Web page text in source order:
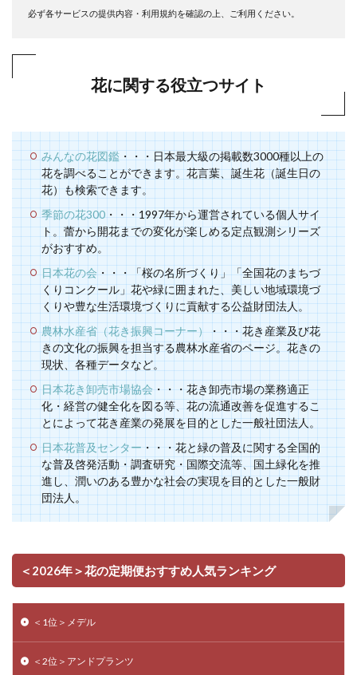
必ず各サービスの提供内容・利用規約を確認の上、ご利用ください。
花に関する役立つサイト
みんなの花図鑑 ・・・日本最大級の掲載数3000種以上の
花を調べることができます。花言葉、誕生花（誕生日の
花）も検索できます。
季節の花300・・・1997年から運営されている個人サイ
ト。蕾から開花までの変化が楽しめる定点観測シリーズ
がおすすめ。
日本花の会・・・「桜の名所づくり」「全国花のまちづ
くりコンクール」花や緑に囲まれた、美しい地域環境づ
くりや豊な生活環境づくりに貢献する公益財団法人。
農林水産省（花き振興コーナー）・・・花き産業及び花
きの文化の振興を担当する農林水産省のページ。花きの
現状、各種データなど。
日本花き卸売市場協会・・・花き卸売市場の業務適正
化・経営の健全化を図る等、花の流通改善を促進するこ
とによって花き産業の発展を目的とした一般社団法人。
日本花普及センター・・・花と緑の普及に関する全国的
な普及啓発活動・調査研究・国際交流等、国土緑化を推
進し、潤いのある豊かな社会の実現を目的とした一般財
団法人。
＜2026年＞花の定期便おすすめ人気ランキング
＜1位＞メデル
＜2位＞アンドプランツ